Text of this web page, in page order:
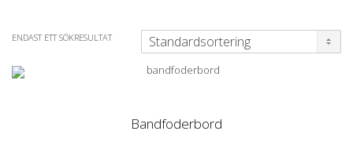
ENDAST ETT SÖKRESULTAT
Bandfoderbord